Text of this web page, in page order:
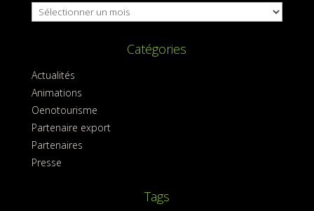
Archives
Catégories
Actualités
Animations
Oenotourisme
Partenaire export
Partenaires
Presse
Tags